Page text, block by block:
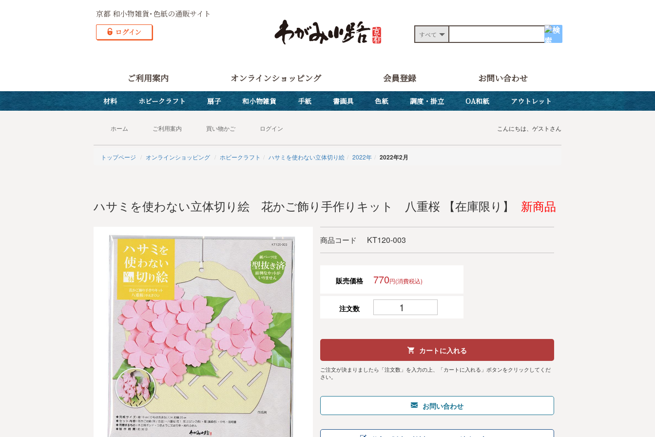
京都 和小物雑貨･色紙の通販サイト
ご利用案内 オンラインショッピング 会員登録 お問い合わせ
材料 ホビークラフト 扇子 和小物雑貨 手紙 書画具 色紙 調度・掛立 OA和紙 アウトレット
ホーム ご利用案内 買い物かご ログイン こんにちは、ゲストさん
トップページ オンラインショッピング ホビークラフト ハサミを使わない立体切り絵 2022年 2022年2月
ハサミを使わない立体切り絵 花かご飾り手作りキット 八重桜 【在庫限り】 新商品
商品コード KT120-003
販売価格 770円(消費税込)
注文数
カートに入れる
ご注文が決まりましたら「注文数」を入力の上、「カートに入れる」ボタンをクリックしてくだ
さい。
お問い合わせ